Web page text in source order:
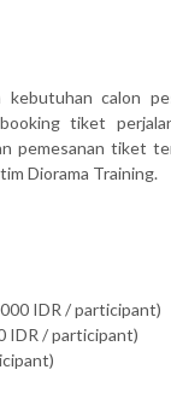
calon
tiket
pemesanan tiket
Diorama Training.
IDR / participant)
IDR / participant)